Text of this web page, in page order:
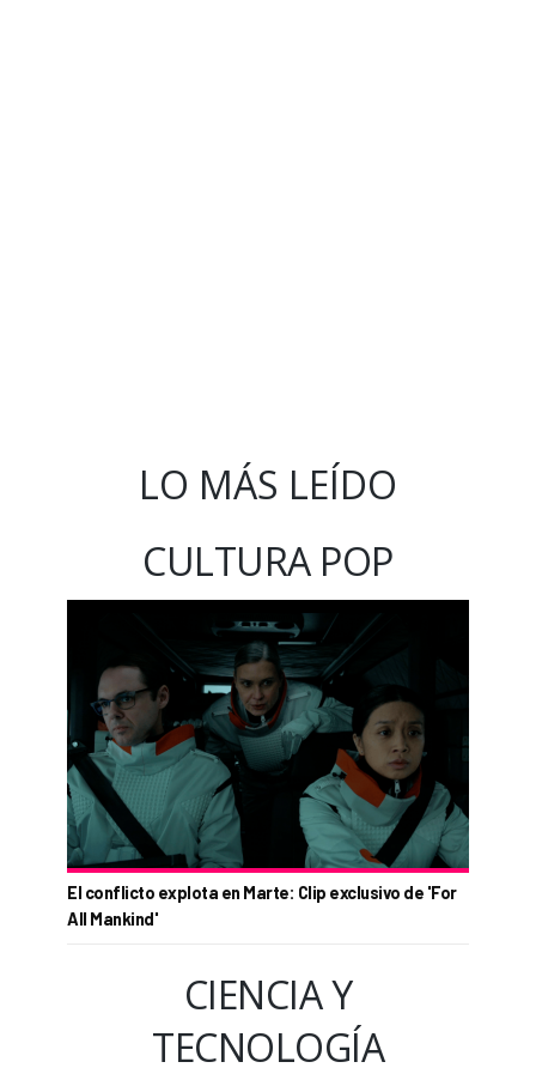
LO MÁS LEÍDO
CULTURA POP
El conflicto explota en Marte: Clip exclusivo de 'For
All Mankind'
CIENCIA Y
TECNOLOGÍA